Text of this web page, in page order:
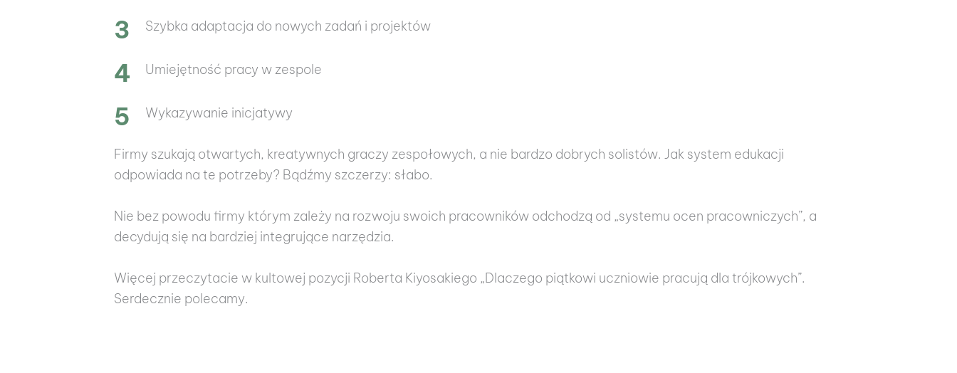
Szybka adaptacja do nowych zadań i projektów
Umiejętność pracy w zespole
Wykazywanie inicjatywy
Firmy szukają otwartych, kreatywnych graczy zespołowych, a nie bardzo dobrych solistów. Jak system edukacji
odpowiada na te potrzeby? Bądźmy szczerzy: słabo.
Nie bez powodu firmy którym zależy na rozwoju swoich pracowników odchodzą od „systemu ocen pracowniczych”, a
decydują się na bardziej integrujące narzędzia.
Więcej przeczytacie w kultowej pozycji Roberta Kiyosakiego „Dlaczego piątkowi uczniowie pracują dla trójkowych”.
Serdecznie polecamy.